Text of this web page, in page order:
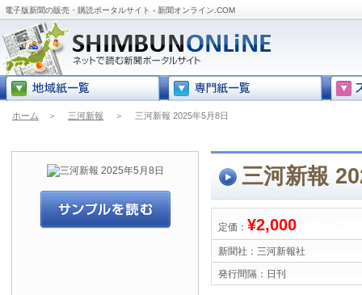
電子版新聞の販売・購読ポータルサイト - 新聞オンライン.COM
ホーム ＞ 三河新報 ＞ 三河新報 2025年5月8日
三河新報
定価： ¥2,000
新聞社： 三河新報社
発行間隔： 日刊